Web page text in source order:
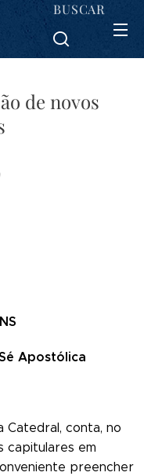
BUSCAR
de novos
Apostólica
Catedral, conta, no
capitulares em
preencher